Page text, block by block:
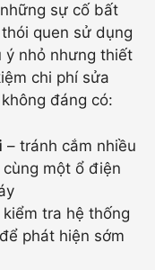
sự cố bất
quen sử dụng
ý nhỏ nhưng thiết
chi phí sửa
đáng có:
– tránh cắm nhiều
một ổ điện
kiểm tra hệ thống
phát hiện sớm